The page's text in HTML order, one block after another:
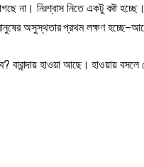
না। নিঃশ্বাস নিতে একটু কষ্ট
অসুস্থতার প্রথম লক্ষণ
বারান্দায় হাওয়া আছে। হাওয়ায়